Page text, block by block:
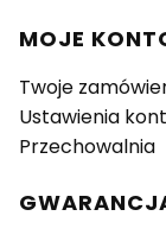
MOJE
Twoje
Ustawienia
Przechowalnia